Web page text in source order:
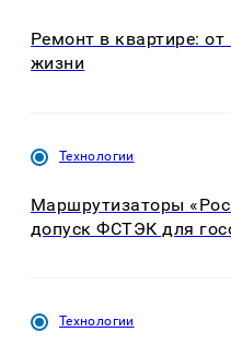
Ремонт в квартире:
жизни
Технологии
Маршрутизаторы
допуск ФСТЭК для
Технологии